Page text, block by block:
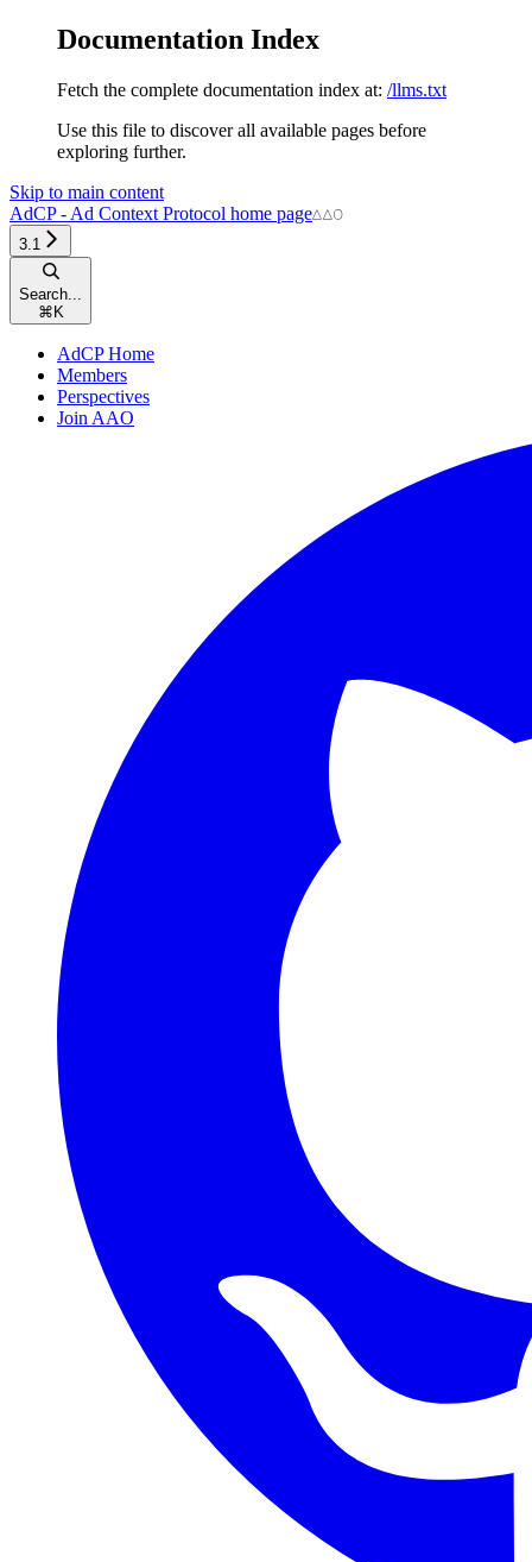
Documentation Index
Fetch the complete documentation index at: /llms.txt
Use this file to discover all available pages before
exploring further.
Skip to main content
AdCP - Ad Context Protocol home page
3.1
Search...
⌘ K
AdCP Home
Members
Perspectives
Join AAO